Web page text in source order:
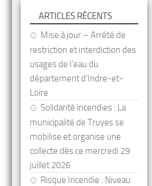
ARTICLES RÉCENTS
Mise à jour – Arrêté de
restriction et interdiction des
usages de l’eau du
département d’Indre-et-
Loire
Solidarité incendies : La
municipalité de Truyes se
mobilise et organise une
collecte dès ce mercredi 29
juillet 2026
Risque Incendie : Niveau